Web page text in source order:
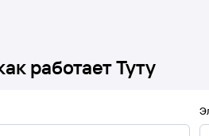
работает Туту